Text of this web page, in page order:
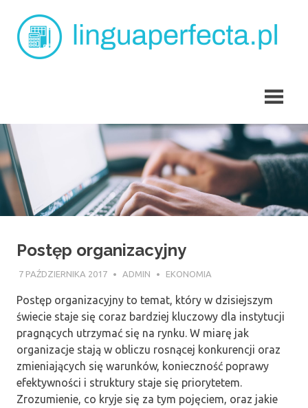
content
Postęp organizacyjny
7 PAŹDZIERNIKA 2017 ADMIN EKONOMIA
Postęp organizacyjny to temat, który w dzisiejszym
świecie staje się coraz bardziej kluczowy dla instytucji
pragnących utrzymać się na rynku. W miarę jak
organizacje stają w obliczu rosnącej konkurencji oraz
zmieniających się warunków, konieczność poprawy
efektywności i struktury staje się priorytetem.
Zrozumienie, co kryje się za tym pojęciem, oraz jakie